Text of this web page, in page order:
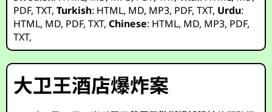
PDF,TXT,Turkish: HTML, MD, MP3, PDF,TXT, Urdu:
HTML, MD, PDF,TXT,Chinese: HTML, MD, MP3, PDF,
TXT,
大卫王酒店爆炸案